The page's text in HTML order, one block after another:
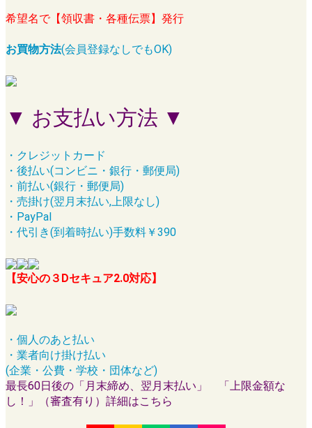
希望名で【領収書・各種伝票】発行
お買物方法(会員登録なしでもOK)
▼ お支払い方法 ▼
・クレジットカード
・後払い(コンビニ・銀行・郵便局)
・前払い(銀行・郵便局)
・売掛け(翌月末払い,上限なし)
・PayPal
・代引き(到着時払い)手数料￥390
【安心の３Dセキュア2.0対応】
・個人のあと払い
・業者向け掛け払い
(企業・公費・学校・団体など)
最長60日後の「月末締め、翌月末払い」 「上限金額な
し！」（審査有り）詳細はこちら